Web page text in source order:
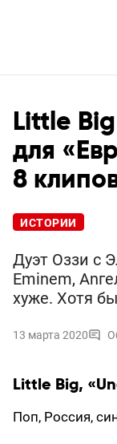
Little
для
8
ИСТОРИИ
Дуэт Оззи с
Eminem,
хуже. Хотя
13 марта 2020
Little Big,
Поп, Россия,